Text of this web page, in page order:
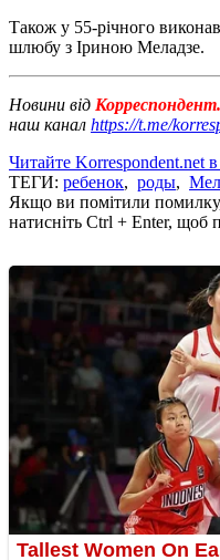
Також у 55-річного
шлюбу з Іриною Меладзе.
Новини від
наш канал https://t.me/
Читайте Korrespondent.net
ТЕГИ: ребенок, роды,
Якщо ви помітили помилку,
натисніть Ctrl + Enter, щоб